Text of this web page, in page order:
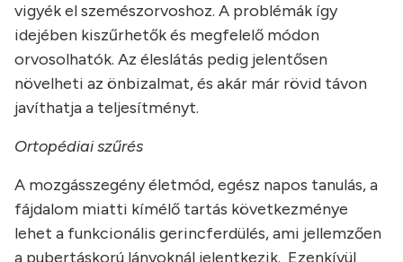
vigyék el szemészorvoshoz. A problémák így
idejében kiszűrhetők és megfelelő módon
orvosolhatók. Az éleslátás pedig jelentősen
növelheti az önbizalmat, és akár már rövid távon
javíthatja a teljesítményt.
Ortopédiai szűrés
A mozgásszegény életmód, egész napos tanulás, a
fájdalom miatti kímélő tartás következménye
lehet a funkcionális gerincferdülés, ami jellemzően
a pubertáskorú lányoknál jelentkezik. Ezenkívül